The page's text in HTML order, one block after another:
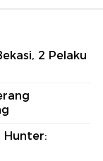
2 Pelaku
Hunter: